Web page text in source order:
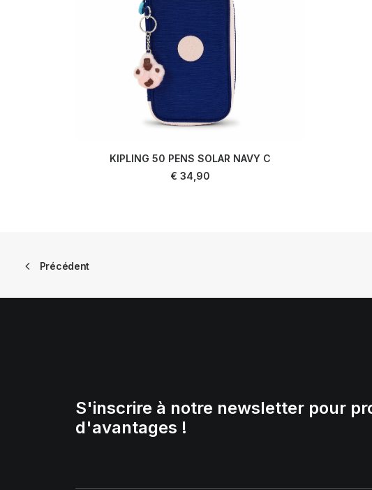
KIPLING 50 PENS SOLAR NAVY C
€ 34,90
Précédent
S'inscrire à notre newsletter pour
d'avantages !